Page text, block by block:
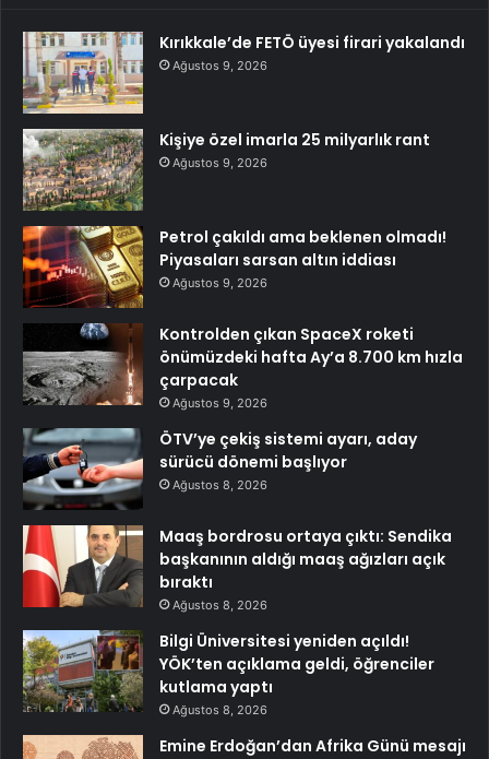
Kırıkkale’de FETÖ üyesi firari yakalandı
Ağustos 9, 2026
Kişiye özel imarla 25 milyarlık rant
Ağustos 9, 2026
Petrol çakıldı ama beklenen olmadı!
Piyasaları sarsan altın iddiası
Ağustos 9, 2026
Kontrolden çıkan SpaceX roketi
önümüzdeki hafta Ay’a 8.700 km hızla
çarpacak
Ağustos 9, 2026
ÖTV’ye çekiş sistemi ayarı, aday
sürücü dönemi başlıyor
Ağustos 8, 2026
Maaş bordrosu ortaya çıktı: Sendika
başkanının aldığı maaş ağızları açık
bıraktı
Ağustos 8, 2026
Bilgi Üniversitesi yeniden açıldı!
YÖK’ten açıklama geldi, öğrenciler
kutlama yaptı
Ağustos 8, 2026
Emine Erdoğan’dan Afrika Günü mesajı